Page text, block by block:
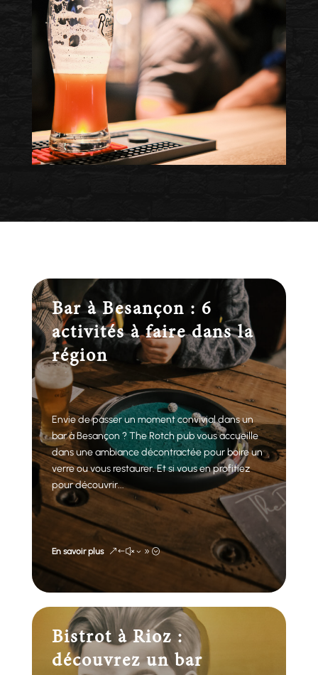
Bar à Besançon : 6
activités à faire dans la
région
Envie de passer un moment convivial dans un
bar à Besançon ? The Rotch pub vous accueille
dans une ambiance décontractée pour boire un
verre ou vous restaurer. Et si vous en profitiez
pour découvrir...
En savoir plus
Bistrot à Rioz :
découvrez un bar